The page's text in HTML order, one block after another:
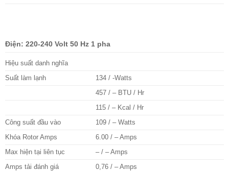
Điện: 220-240 Volt 50 Hz 1 pha
Hiệu suất danh nghĩa
Suất làm lạnh
134 / -Watts
457 / – BTU / Hr
115 / – Kcal / Hr
Công suất đầu vào
109 / – Watts
Khóa Rotor Amps
6.00 / – Amps
Max hiện tại liên tục
– / – Amps
Amps tải đánh giá
0,76 / – Amps